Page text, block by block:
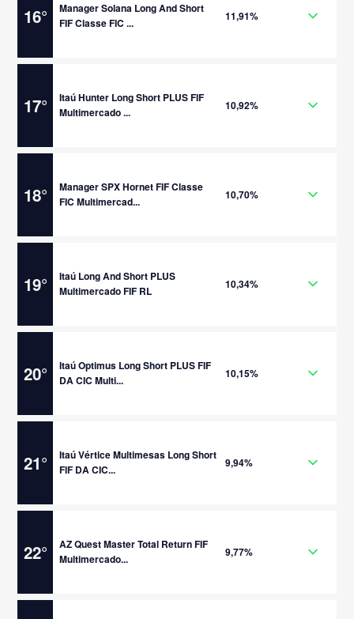
16°
Manager Solana Long And Short
FIF Classe FIC ...
11,91%
17°
Itaú Hunter Long Short PLUS FIF
Multimercado ...
10,92%
18°
Manager SPX Hornet FIF Classe
FIC Multimercad...
10,70%
19°
Itaú Long And Short PLUS
Multimercado FIF RL
10,34%
20°
Itaú Optimus Long Short PLUS FIF
DA CIC Multi...
10,15%
21°
Itaú Vértice Multimesas Long Short
FIF DA CIC...
9,94%
22°
AZ Quest Master Total Return FIF
Multimercado...
9,77%